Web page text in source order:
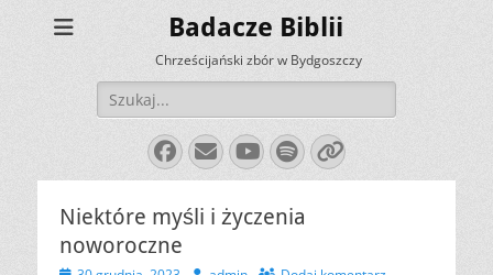
Badacze Biblii
Chrześcijański zbór w Bydgoszczy
Szukaj:
Facebook
E-
mail
YouTube
Spotify
Link
Niektóre myśli i życzenia
noworoczne